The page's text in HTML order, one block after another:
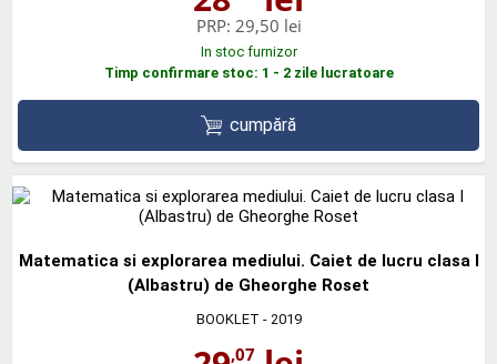
PRP: 29,50 lei
In stoc furnizor
Timp confirmare stoc: 1 - 2 zile lucratoare
cumpără
Matematica si explorarea mediului. Caiet de lucru clasa I
(Albastru) de Gheorghe Roset
BOOKLET - 2019
,07